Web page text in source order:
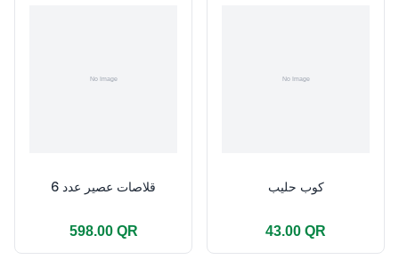
قلاصات عصير عدد 6
598.00 QR
كوب حليب
43.00 QR